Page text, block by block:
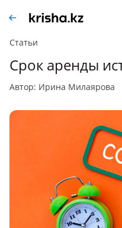
Статьи
Срок аренды
автор: Ирина Милаярова